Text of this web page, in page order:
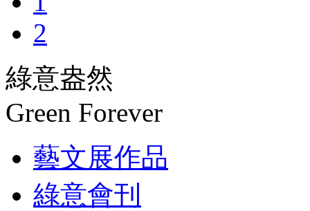
2
綠意盎然
Green Forever
藝文展作品
綠意會刊